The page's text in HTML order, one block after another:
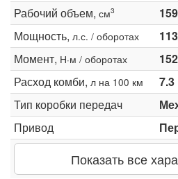
Рабочий объем, см3
Мощность, л.с. / оборотах
Момент, Н·м / оборотах
Расход комби, л на 100 км
7.3
Тип коробки передач
Привод
Показать все